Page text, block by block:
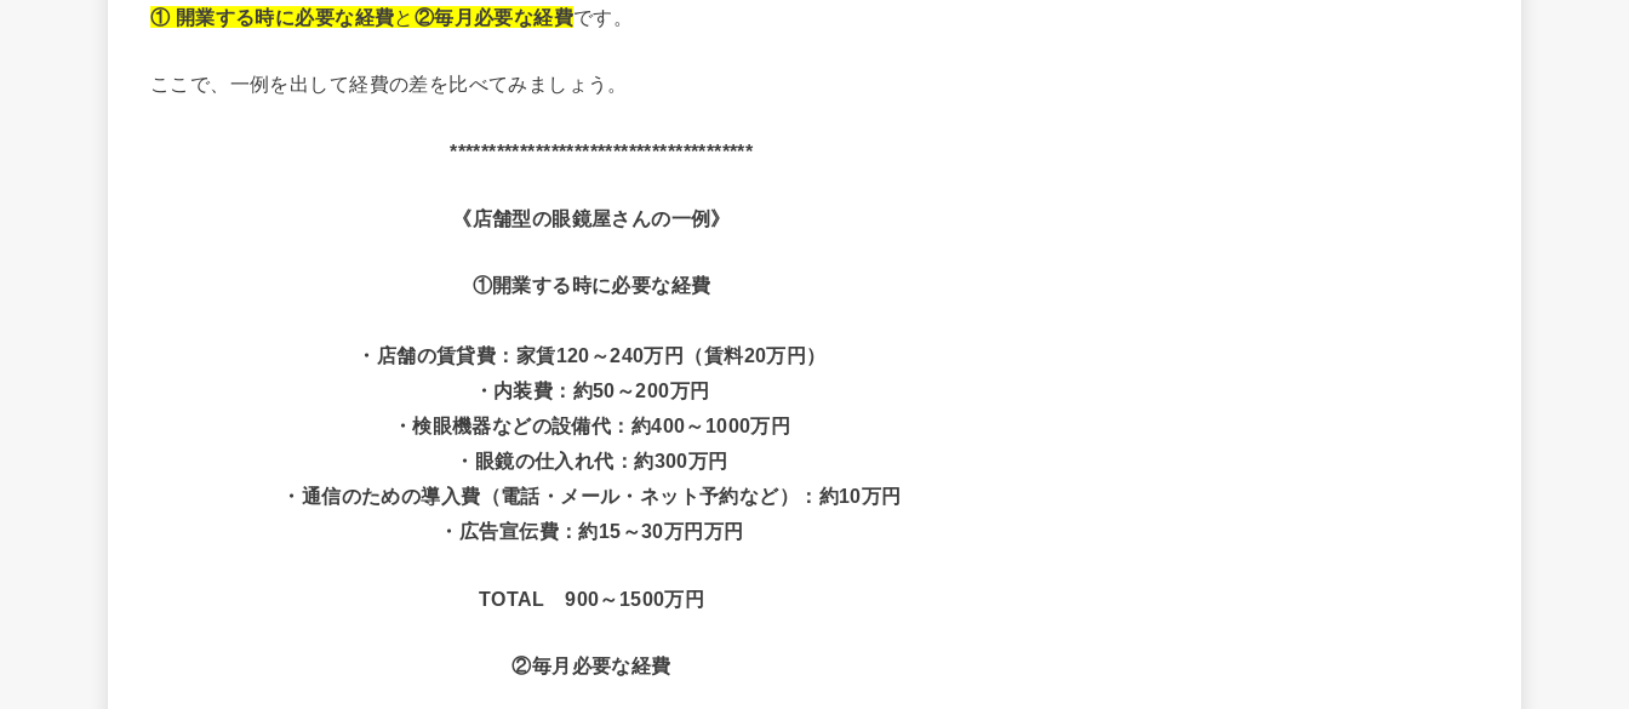
① 開業する時に必要な経費と ②毎月必要な経費です。
ここで、一例を出して経費の差を比べてみましょう。
***************************************
《店舗型の眼鏡屋さんの一例》
①開業する時に必要な経費
・店舗の賃貸費：家賃120～240万円（賃料20万円）
・内装費：約50～200万円
・検眼機器などの設備代：約400～1000万円
・眼鏡の仕入れ代：約300万円
・通信のための導入費（電話・メール・ネット予約など）：約10万円
・広告宣伝費：約15～30万円万円
TOTAL 900～1500万円
②毎月必要な経費